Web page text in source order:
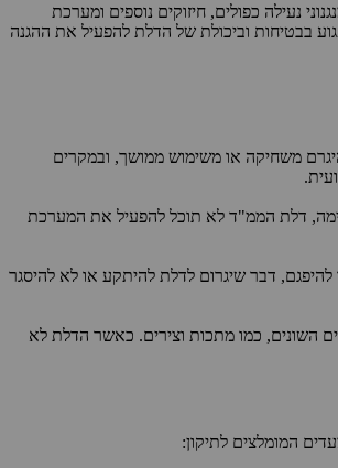
נעילה כפולים, חיזוקים נוספים ומערכת
בבטיחות וביכולת של הדלת להפעיל את ההגנה
משחיקה או משימוש ממושך, ובמקרים
דלת הממ"ד לא תוכל להפעיל את המערכת
דבר שיגרום לדלת להיתקע או לא להיסגר
השונים, כמו מתכות וצירים. כאשר הדלת לא
המומלצים לתיקון: